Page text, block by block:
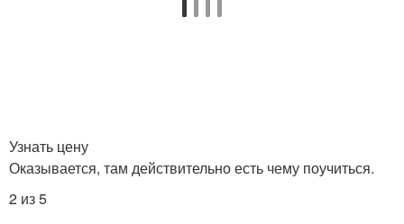
Узнать цену
Оказывается, там действительно есть чему поучиться.
2 из 5